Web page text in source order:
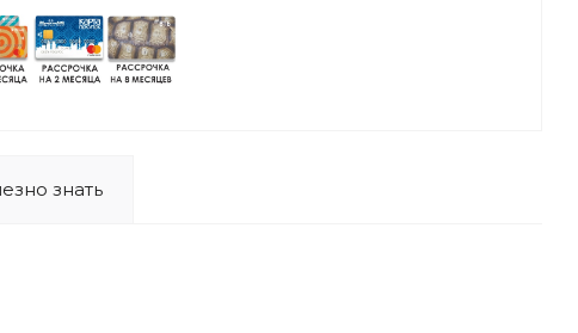
знать